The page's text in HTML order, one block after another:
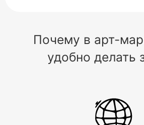
Почему в арт-
удобно делать